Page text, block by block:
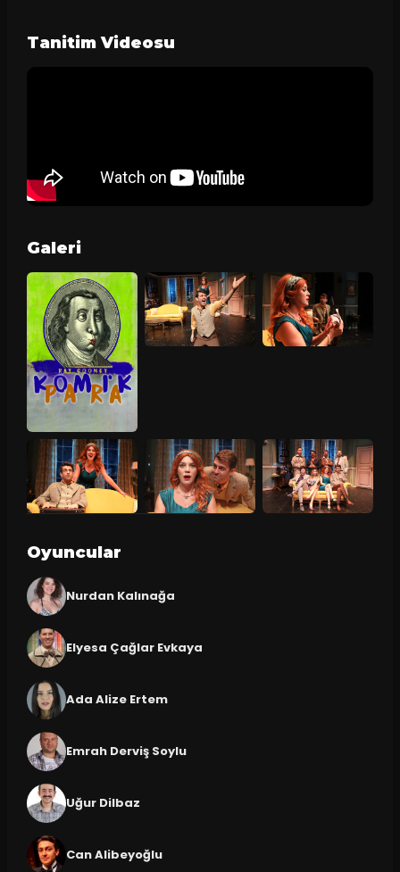
Tanitim Videosu
Galeri
Oyuncular
Nurdan Kalınağa
Elyesa Çağlar Evkaya
Ada Alize Ertem
Emrah Derviş Soylu
Uğur Dilbaz
Can Alibeyoğlu